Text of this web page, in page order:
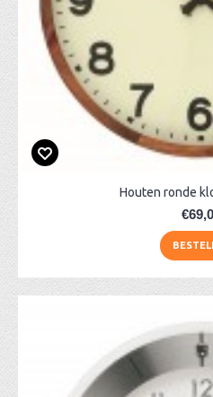
Houten ronde